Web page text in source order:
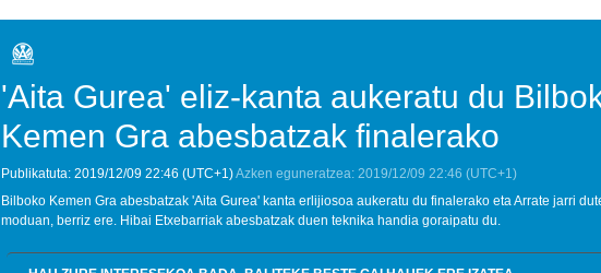
'Aita Gurea' eliz-kanta aukeratu du
Kemen Gra abesbatzak finalerako
Publikatuta: 2019/12/09 22:46 (UTC+1)Azken eguneratzea: 2019/12/09 22:46 (UTC+1)
Bilboko Kemen Gra abesbatzak 'Aita Gurea' kanta erlijiosoa aukeratu du finalerako eta Arrate jarri
moduan, berriz ere. Hibai Etxebarriak abesbatzak duen teknika handia goraipatu du.